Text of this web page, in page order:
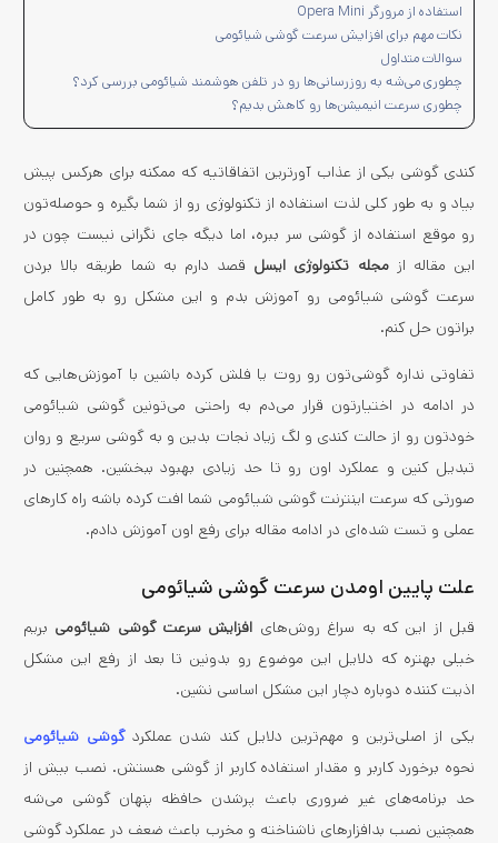
استفاده از مرورگر Opera Mini
نکات مهم برای افزایش سرعت گوشی شیائومی
سوالات متداول
چطوری می‌شه به روزرسانی‌ها رو در تلفن هوشمند شیائومی بررسی کرد؟
چطوری سرعت انیمیشن‌ها رو کاهش بدیم؟
کندی گوشی یکی از عذاب آورترین اتفاقاتیه که ممکنه برای هرکس پیش
بیاد و به طور کلی لذت استفاده از تکنولوژی رو از شما بگیره و حوصله‌تون
رو موقع استفاده از گوشی سر ببره، اما دیگه جای نگرانی نیست چون در
این مقاله ازمجله تکنولوژی ایسل قصد دارم به شما طریقه بالا بردن
سرعت گوشی شیائومی رو آموزش بدم و این مشکل رو به طور کامل
براتون حل کنم.
تفاوتی نداره گوشی‌تون رو روت یا فلش کرده باشین با آموزش‌­هایی که
در ادامه در اختیارتون قرار می­‌دم به راحتی می‌تونین گوشی شیائومی
خودتون رو از حالت کندی و لگ زیاد نجات بدین و به گوشی سریع و روان
تبدیل کنین و عملکرد اون رو تا حد زیادی بهبود ببخشین. همچنین در
صورتی که سرعت اینترنت گوشی شیائومی شما افت کرده باشه راه کار­های
عملی و تست شده­‌ای در ادامه مقاله برای رفع اون آموزش دادم.
علت پایین اومدن سرعت گوشی شیائومی
قبل از این که به سراغ روش‌­های افزایش سرعت گوشی شیائومی بریم
خیلی بهتره که دلایل این موضوع رو بدونین تا بعد از رفع این مشکل
اذیت کننده دوباره دچار این مشکل اساسی نشین.
یکی از اصلی­‌ترین و مهم‌ترین دلایل کند شدن عملکردگوشی شیائومی
نحوه برخورد کاربر و مقدار استفاده کاربر از گوشی هستش. نصب بیش از
حد برنامه‌­‌های غیر ضروری باعث پرشدن حافظه پنهان گوشی می­‌شه
همچنین نصب بدافزار­های ناشناخته و مخرب باعث ضعف در عملکرد گوشی